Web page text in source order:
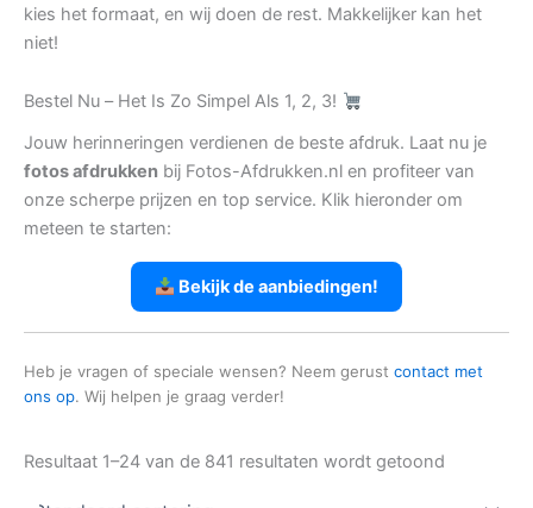
kies het formaat, en wij doen de rest. Makkelijker kan het
niet!
Bestel Nu – Het Is Zo Simpel Als 1, 2, 3!
Jouw herinneringen verdienen de beste afdruk. Laat nu je
fotos afdrukken bij Fotos-Afdrukken.nl en profiteer van
onze scherpe prijzen en top service. Klik hieronder om
meteen te starten:
Bekijk de aanbiedingen!
Heb je vragen of speciale wensen? Neem gerust contact met
ons op. Wij helpen je graag verder!
Resultaat 1–24 van de 841 resultaten wordt getoond